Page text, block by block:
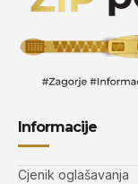
Informacije
Cjenik oglašavanja